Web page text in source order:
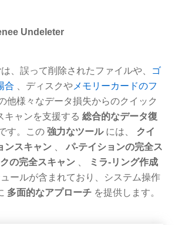
Undeleter
、誤って削除されたファイルや、
ゴ
合 、ディスクや メモリーカードのフ
他様々なデータ損失からのクイック
キャンを支援する 総合的なデータ復
す。この 強力なツールには、 クイ
ンスキャン
パ-テイションの完全ス
の完全スキャン
ミラ-リング作成
ールが含まれており、システム操作
多面的なアプローチ を提供します。